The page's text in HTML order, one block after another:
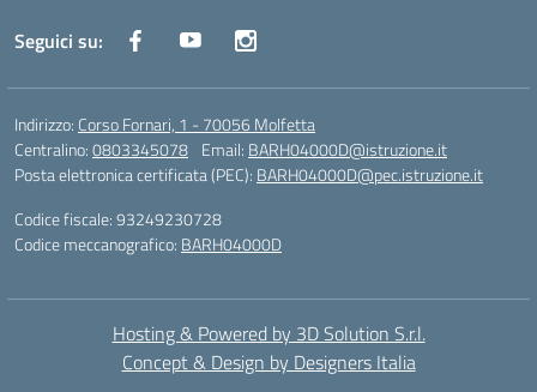
Seguici su:
Indirizzo: Corso Fornari, 1 - 70056 Molfetta
Centralino:0803345078 Email: BARH04000D@istruzione.it
Posta elettronica certificata (PEC): BARH04000D@pec.istruzione.it
Codice fiscale: 93249230728
Codice meccanografico: BARH04000D
Hosting & Powered by 3D Solution S.r.l.
Concept & Design by Designers Italia